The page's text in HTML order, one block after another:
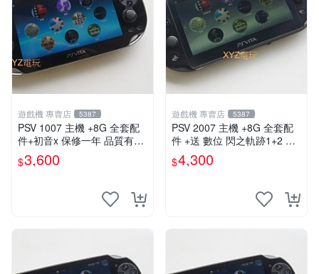
遊戲機 專賣店 5387
PSV 1007 主機 +8G 全套配
件+初音x 保修一年 品質有保
障
$3,600
遊戲機 專賣店 5387
PSV 2007 主機 +8G 全套配
件 +送 數位 閃之軌跡1+2 保
修一年 品質有保障
$4,300